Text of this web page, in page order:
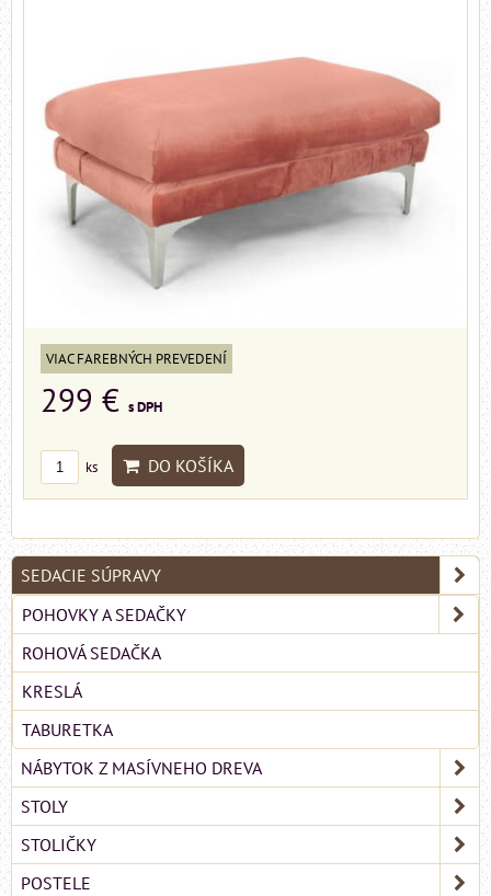
VIAC FAREBNÝCH PREVEDENÍ
299 € s DPH
ks DO KOŠÍKA
SEDACIE SÚPRAVY
POHOVKY A SEDAČKY
ROHOVÁ SEDAČKA
KRESLÁ
TABURETKA
NÁBYTOK Z MASÍVNEHO DREVA
STOLY
STOLIČKY
POSTELE